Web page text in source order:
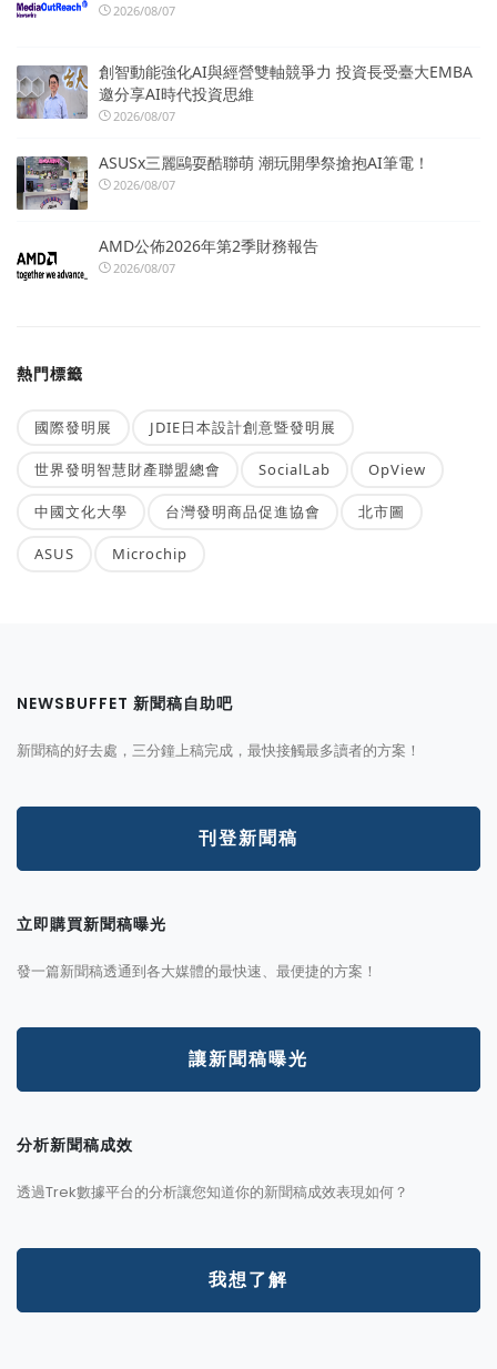
2026/08/07
創智動能強化AI與經營雙軸競爭力 投資長受臺大EMBA
邀分享AI時代投資思維
2026/08/07
ASUSx三麗鷗耍酷聯萌 潮玩開學祭搶抱AI筆電！
2026/08/07
AMD公佈2026年第2季財務報告
2026/08/07
熱門標籤
國際發明展 JDIE日本設計創意暨發明展
世界發明智慧財產聯盟總會 SocialLab OpView
中國文化大學 台灣發明商品促進協會 北市圖
ASUS Microchip
NEWSBUFFET 新聞稿自助吧
新聞稿的好去處，三分鐘上稿完成，最快接觸最多讀者的方案！
刊登新聞稿
立即購買新聞稿曝光
發一篇新聞稿透通到各大媒體的最快速、最便捷的方案！
讓新聞稿曝光
分析新聞稿成效
透過Trek數據平台的分析讓您知道你的新聞稿成效表現如何？
我想了解